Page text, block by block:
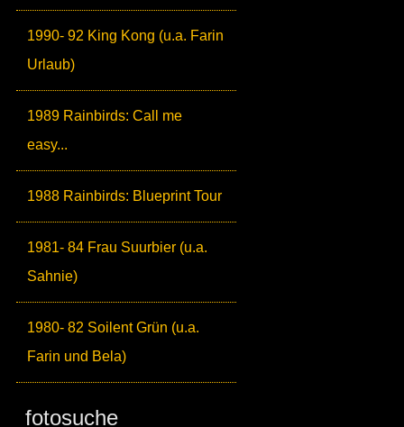
1990- 92 King Kong (u.a. Farin
Urlaub)
1989 Rainbirds: Call me
easy...
1988 Rainbirds: Blueprint Tour
1981- 84 Frau Suurbier (u.a.
Sahnie)
1980- 82 Soilent Grün (u.a.
Farin und Bela)
fotosuche